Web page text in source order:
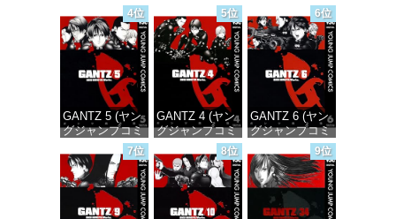
ックスDIGITAL)
価格：¥100
ックスDIGITAL)
価格：¥100
ックスDIGITAL)
価格：¥100
4位
GANTZ 5 (ヤン
グジャンプコミ
ックスDIGITAL)
価格：¥100
5位
GANTZ 4 (ヤン
グジャンプコミ
ックスDIGITAL)
価格：¥100
6位
GANTZ 6 (ヤン
グジャンプコミ
ックスDIGITAL)
価格：¥100
7位 8位 9位